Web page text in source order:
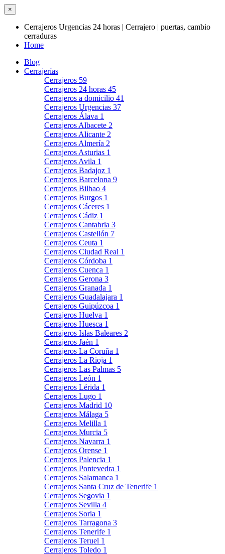
×
Cerrajeros Urgencias 24 horas | Cerrajero | puertas, cambio
cerraduras
Home
Blog
Cerrajerías
Cerrajeros 59
Cerrajeros 24 horas 45
Cerrajeros a domicilio 41
Cerrajeros Urgencias 37
Cerrajeros Álava 1
Cerrajeros Albacete 2
Cerrajeros Alicante 2
Cerrajeros Almería 2
Cerrajeros Asturias 1
Cerrajeros Avila 1
Cerrajeros Badajoz 1
Cerrajeros Barcelona 9
Cerrajeros Bilbao 4
Cerrajeros Burgos 1
Cerrajeros Cáceres 1
Cerrajeros Cádiz 1
Cerrajeros Cantabria 3
Cerrajeros Castellón 7
Cerrajeros Ceuta 1
Cerrajeros Ciudad Real 1
Cerrajeros Córdoba 1
Cerrajeros Cuenca 1
Cerrajeros Gerona 3
Cerrajeros Granada 1
Cerrajeros Guadalajara 1
Cerrajeros Guipúzcoa 1
Cerrajeros Huelva 1
Cerrajeros Huesca 1
Cerrajeros Islas Baleares 2
Cerrajeros Jaén 1
Cerrajeros La Coruña 1
Cerrajeros La Rioja 1
Cerrajeros Las Palmas 5
Cerrajeros León 1
Cerrajeros Lérida 1
Cerrajeros Lugo 1
Cerrajeros Madrid 10
Cerrajeros Málaga 5
Cerrajeros Melilla 1
Cerrajeros Murcia 5
Cerrajeros Navarra 1
Cerrajeros Orense 1
Cerrajeros Palencia 1
Cerrajeros Pontevedra 1
Cerrajeros Salamanca 1
Cerrajeros Santa Cruz de Tenerife 1
Cerrajeros Segovia 1
Cerrajeros Sevilla 4
Cerrajeros Soria 1
Cerrajeros Tarragona 3
Cerrajeros Tenerife 1
Cerrajeros Teruel 1
Cerrajeros Toledo 1